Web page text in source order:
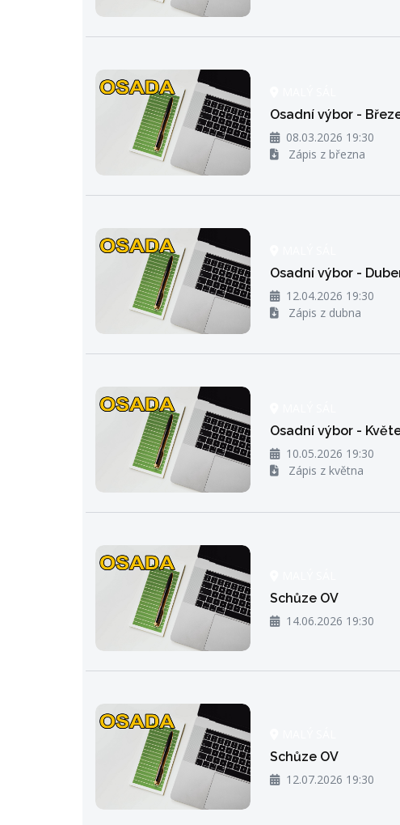
Osadní výbor -
08.03.2026 19:30
Zápis z března
Osadní výbor -
12.04.2026 19:30
Zápis z dubna
Osadní výbor -
10.05.2026 19:30
Zápis z května
Schůze OV
14.06.2026 19:30
Schůze OV
12.07.2026 19:30